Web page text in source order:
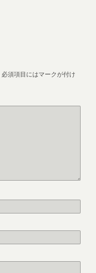
必須項目にはマークが付け